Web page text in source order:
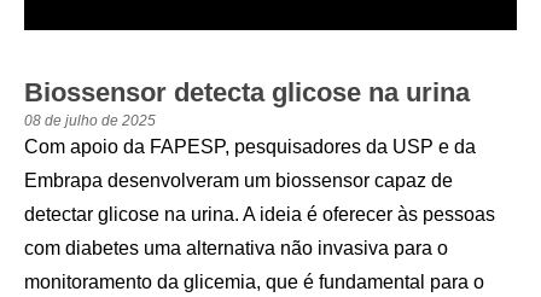
Biossensor detecta glicose na urina
08 de julho de 2025
Com apoio da FAPESP, pesquisadores da USP e da
Embrapa desenvolveram um biossensor capaz de
detectar glicose na urina. A ideia é oferecer às pessoas
com diabetes uma alternativa não invasiva para o
monitoramento da glicemia, que é fundamental para o